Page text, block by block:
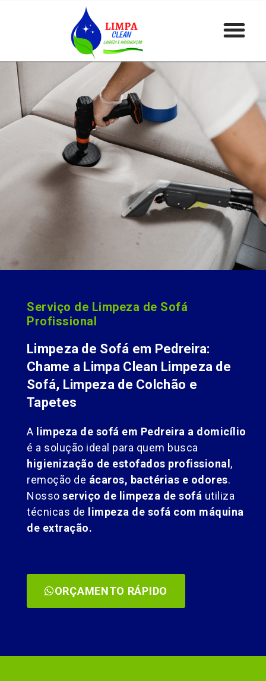
Serviço de Limpeza de Sofá
Profissional
Limpeza de Sofá em Pedreira:
Chame a Limpa Clean Limpeza de
Sofá, Limpeza de Colchão e
Tapetes
A limpeza de sofá em Pedreira a domicílio
é a solução ideal para quem busca
higienização de estofados profissional,
remoção de ácaros, bactérias e odores.
Nosso serviço de limpeza de sofá utiliza
técnicas de limpeza de sofá com máquina
de extração.
ORÇAMENTO RÁPIDO